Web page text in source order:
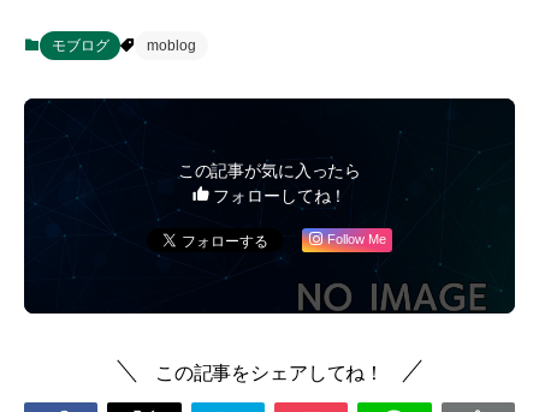
モブログ moblog
この記事が気に入ったら
フォローしてね！
Follow Me
この記事をシェアしてね！